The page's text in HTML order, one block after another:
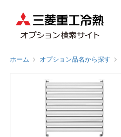
ホーム オプション品名から探す